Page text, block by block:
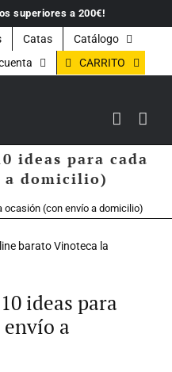
superiores a 200€!
Catas
Catálogo
CARRITO
ideas para cada
a domicilio)
ocasión (con envío a domicilio)
ideas para
a